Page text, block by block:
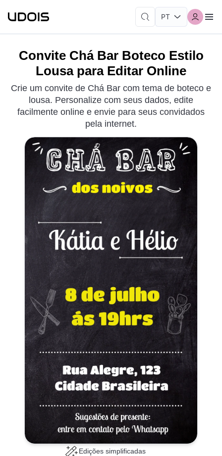
Convite Chá Bar Boteco Estilo
Lousa para Editar Online
Crie um convite de Chá Bar com tema de boteco e
lousa. Personalize com seus dados, edite
facilmente online e envie para seus convidados
pela internet.
Edições simplificadas